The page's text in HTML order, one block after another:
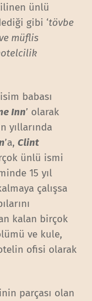
ünlü
gibi ‘tövbe
müflis
babası
Inn’ olarak
yıllarında
’a,Clint
ünlü ismi
15 yıl
çalışsa
kalan birçok
ve kule,
ofisi olarak
parçası olan